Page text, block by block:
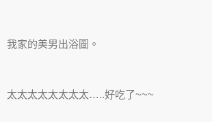
我家的美男出浴圖。
太太太太太太太太…..好吃了~~~